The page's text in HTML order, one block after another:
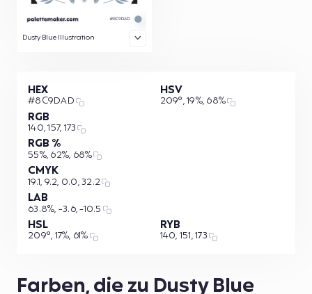
Dusty Blue Illustration
Farben, die zu Dusty Blue
HEX
#8C9DAD
RGB
140, 157, 173
RGB %
55%, 62%, 68%
CMYK
19.1, 9.2, 0.0, 32.2
LAB
63.8%, -3.6, -10.5
HSL
209°, 17%, 61%
HSV
209°, 19%, 68%
RYB
140, 151, 173